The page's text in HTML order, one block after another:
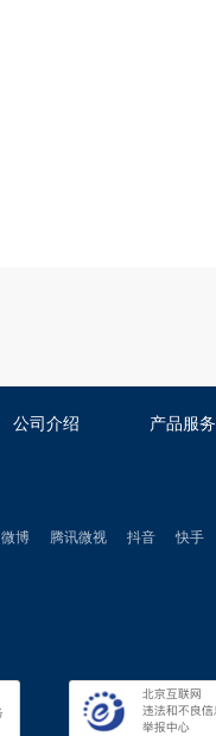
公司介绍 产品服务
微博 腾讯微视 抖音 快手